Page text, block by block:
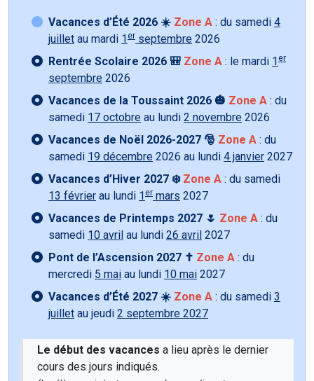
Vacances d’Été 2026 ☀️ Zone A : du samedi 4
juillet au mardi 1 er septembre 2026
Rentrée Scolaire 2026 🎒 Zone A : le mardi 1 er
septembre 2026
Vacances de la Toussaint 2026 🎃 Zone A : du
samedi 17 octobre au lundi 2 novembre 2026
Vacances de Noël 2026-2027 🎅 Zone A : du
samedi 19 décembre 2026 au lundi 4 janvier 2027
Vacances d’Hiver 2027 ❄️ Zone A : du samedi
13 février au lundi 1 er mars 2027
Vacances de Printemps 2027 🌷 Zone A : du
samedi 10 avril au lundi 26 avril 2027
Pont de l’Ascension 2027 ✝️ Zone A : du
mercredi 5 mai au lundi 10 mai 2027
Vacances d’Été 2027 ☀️ Zone A : du samedi 3
juillet au jeudi 2 septembre 2027
Le début des vacances a lieu après le dernier
cours des jours indiqués.